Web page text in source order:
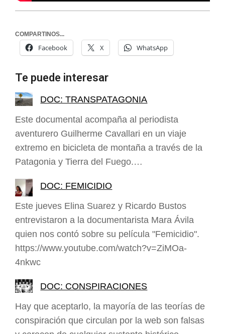
COMPARTINOS...
Facebook X WhatsApp
Te puede interesar
DOC: TRANSPATAGONIA
Este documental acompaña al periodista
aventurero Guilherme Cavallari en un viaje
extremo en bicicleta de montaña a través de la
Patagonia y Tierra del Fuego.…
DOC: FEMICIDIO
Este jueves Elina Suarez y Ricardo Bustos
entrevistaron a la documentarista Mara Ávila
quien nos contó sobre su película "Femicidio".
https://www.youtube.com/watch?v=ZiMOa-
4nkwc
DOC: CONSPIRACIONES
Hay que aceptarlo, la mayoría de las teorías de
conspiración que circulan por la web son falsas